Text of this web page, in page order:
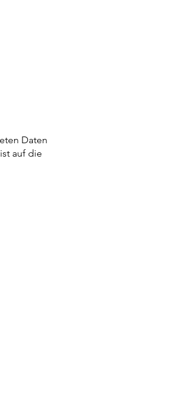
Daten
auf die